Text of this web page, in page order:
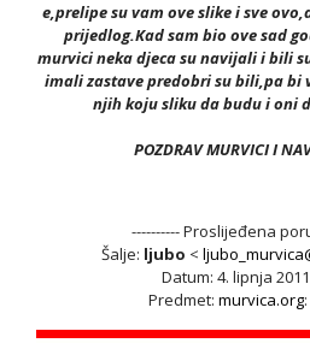
e,prelipe su vam ove slike i sve
prijedlog.Kad sam bio ove sad
murvici neka djeca su navijali i bili
imali zastave predobri su bili,pa bi
njih koju sliku da budu i oni
POZDRAV MURVICI I
---------- Proslijeđena
Šalje: ljubo <
Datum: 4. lipnja
Predmet: murvica.org